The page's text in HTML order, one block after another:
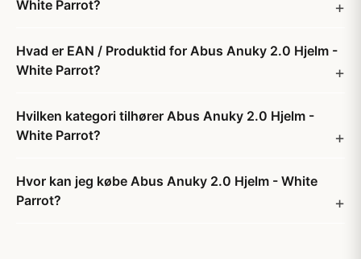
White Parrot?
Hvad er EAN / Produktid for Abus Anuky 2.0 Hjelm -
White Parrot?
Hvilken kategori tilhører Abus Anuky 2.0 Hjelm -
White Parrot?
Hvor kan jeg købe Abus Anuky 2.0 Hjelm - White
Parrot?